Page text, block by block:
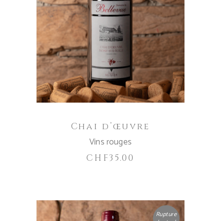
AJOUTER AU PANIER
Chai d’œuvre
Vins rouges
CHF35.00
Rupture